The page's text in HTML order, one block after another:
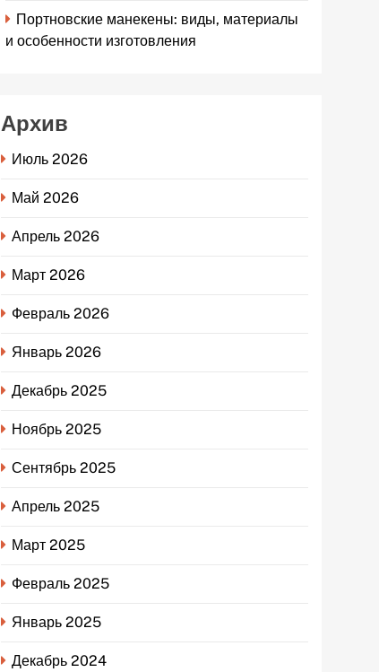
Портновские манекены: виды, материалы
и особенности изготовления
Архив
Июль 2026
Май 2026
Апрель 2026
Март 2026
Февраль 2026
Январь 2026
Декабрь 2025
Ноябрь 2025
Сентябрь 2025
Апрель 2025
Март 2025
Февраль 2025
Январь 2025
Декабрь 2024